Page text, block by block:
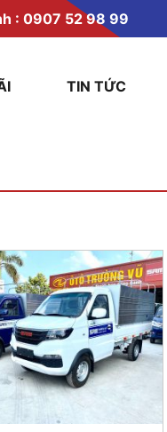
: 0907 52 98 99
TIN TỨC